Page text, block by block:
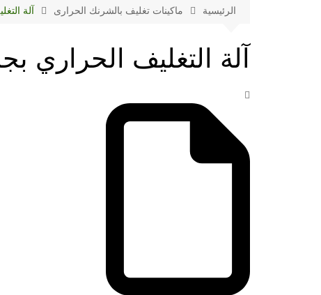
الرئيسية ماكينات تغليف بالشرنك الحرارى آلة
آلة التغليف الحراري